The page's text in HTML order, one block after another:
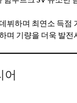
뷔하며 최연소 득점
며 기량을 더욱 발전
어